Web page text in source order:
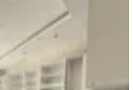
Yeni Yapım Çift
Geniş Satlık 4+1 Daire
Vadi Mahallesi
2. Kat
₺